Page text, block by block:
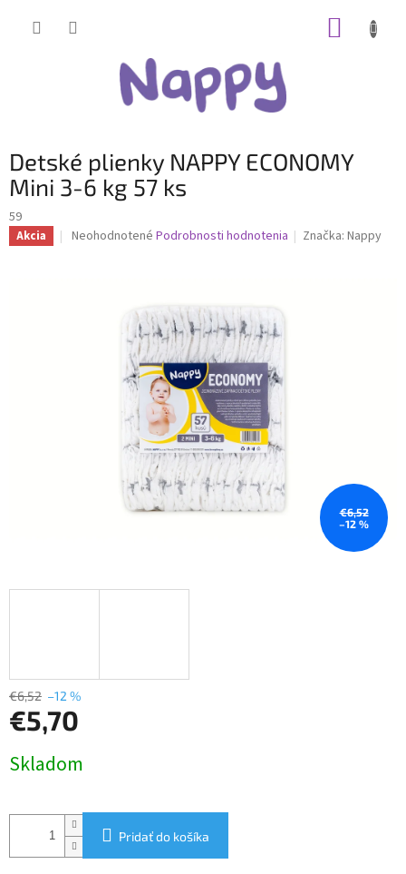
Detské plienky NAPPY ECONOMY
Mini 3-6 kg 57 ks
59
Akcia
Priemerné
hviezdičiek.
Neohodnotené Podrobnosti hodnotenia Značka:Nappy
€6,52
–12 %
€6,52 –12 %
€5,70
cena:
Skladom
Pridať do košíka